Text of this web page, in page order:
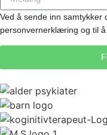
Ved å sende inn samtykker
personvernerklæring og til